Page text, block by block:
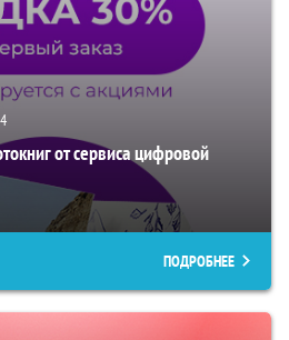
4
от сервиса цифровой
ПОДРОБНЕЕ